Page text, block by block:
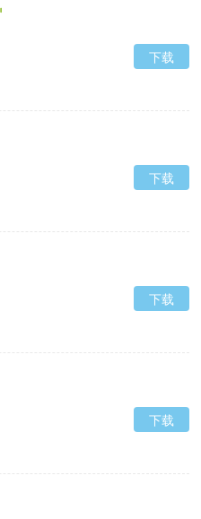
下载
下载
下载
下载